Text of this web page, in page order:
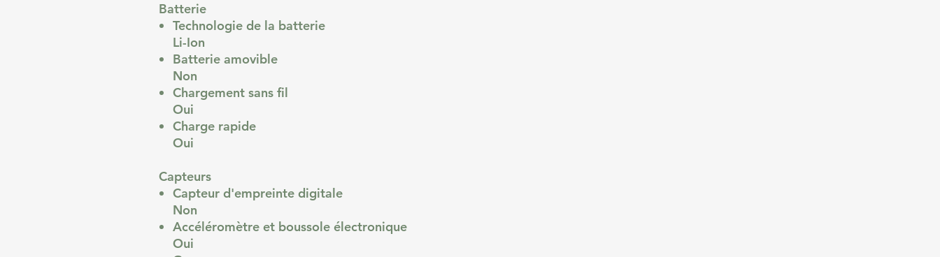
Batterie
Technologie de la batterie
Li-Ion
Batterie amovible
Non
Chargement sans fil
Oui
Charge rapide
Oui
Capteurs
Capteur d'empreinte digitale
Non
Accéléromètre et boussole électronique
Oui